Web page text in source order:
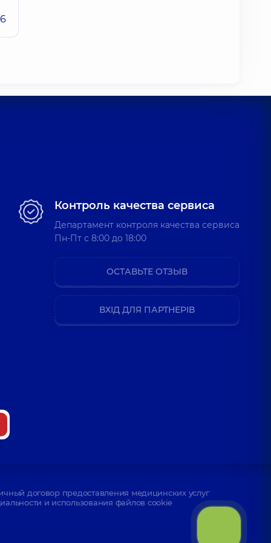
Контроль качества сервиса
Департамент контроля качества сервиса
Пн-Пт c 8:00 до 18:00
ОСТАВЬТЕ ОТЗЫВ
ВХІД ДЛЯ ПАРТНЕРІВ
договор предоставления медицинских услуг
и использования файлов cookie